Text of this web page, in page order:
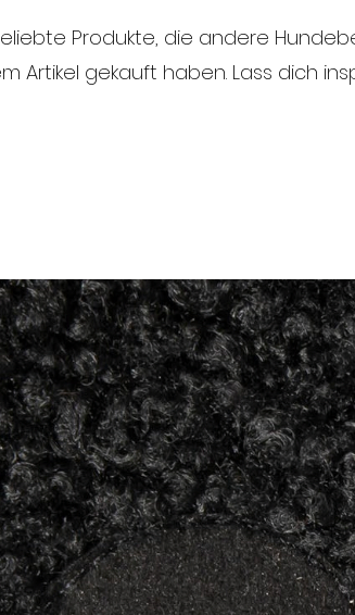
Produkte, die andere
Artikel gekauft haben. Lass dich